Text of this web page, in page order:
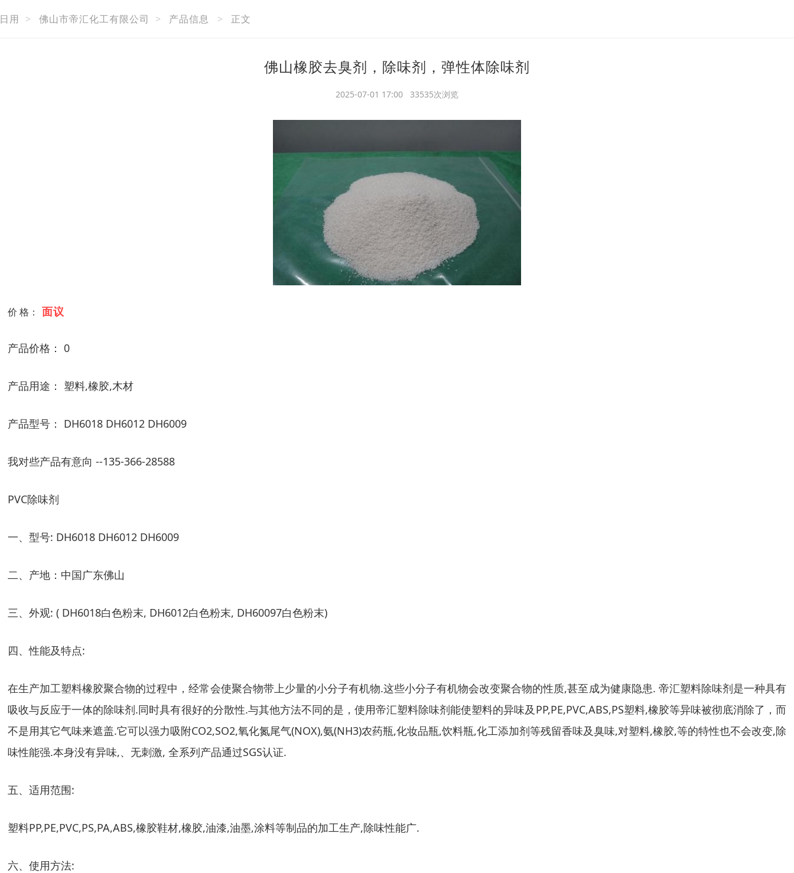
用 > 佛山市帝汇化工有限公司 > 产品信息 > 正文
佛山橡胶去臭剂，除味剂，弹性体除味剂
2025-07-01 17:00 33535次浏览
价 格： 面议
产品价格： 0
产品用途： 塑料,橡胶,木材
产品型号： DH6018 DH6012 DH6009
我对些产品有意向 --135-366-28588
PVC除味剂
一、型号: DH6018 DH6012 DH6009
二、产地：中国广东佛山
三、外观: ( DH6018白色粉末, DH6012白色粉末, DH60097白色粉末)
四、性能及特点:
在生产加工塑料橡胶聚合物的过程中，经常会使聚合物带上少量的小分子有机物.这些小分子有机物会改变聚合物的性质,甚至成为健康隐患. 帝汇塑料除味剂是一种具有
吸收与反应于一体的除味剂.同时具有很好的分散性.与其他方法不同的是，使用帝汇塑料除味剂能使塑料的异味及PP,PE,PVC,ABS,PS塑料,橡胶等异味被彻底消除了，而
不是用其它气味来遮盖.它可以强力吸附CO2,SO2,氧化氮尾气(NOX),氨(NH3)农药瓶,化妆品瓶,饮料瓶,化工添加剂等残留香味及臭味,对塑料,橡胶,等的特性也不会改变,除
味性能强.本身没有异味,、无刺激, 全系列产品通过SGS认证.
五、适用范围:
塑料PP,PE,PVC,PS,PA,ABS,橡胶鞋材,橡胶,油漆,油墨,涂料等制品的加工生产,除味性能广.
六、使用方法: